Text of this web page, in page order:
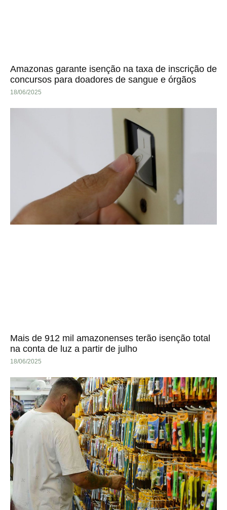
Amazonas garante isenção na taxa de inscrição de
concursos para doadores de sangue e órgãos
18/06/2025
Mais de 912 mil amazonenses terão isenção total
na conta de luz a partir de julho
18/06/2025